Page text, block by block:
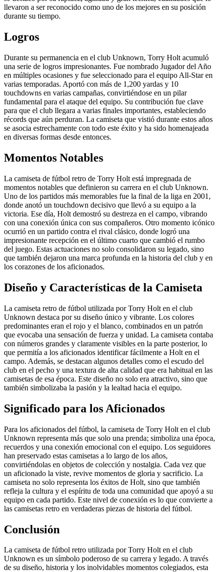
llevaron a ser reconocido como uno de los mejores en su posición
durante su tiempo.
Logros
Durante su permanencia en el club Unknown, Torry Holt acumuló
una serie de logros impresionantes. Fue nombrado Jugador del Año
en múltiples ocasiones y fue seleccionado para el equipo All-Star en
varias temporadas. Aportó con más de 1,200 yardas y 10
touchdowns en varias campañas, convirtiéndose en un pilar
fundamental para el ataque del equipo. Su contribución fue clave
para que el club llegara a varias finales importantes, estableciendo
récords que aún perduran. La camiseta que vistió durante estos años
se asocia estrechamente con todo este éxito y ha sido homenajeada
en diversas formas desde entonces.
Momentos Notables
La camiseta de fútbol retro de Torry Holt está impregnada de
momentos notables que definieron su carrera en el club Unknown.
Uno de los partidos más memorables fue la final de la liga en 2001,
donde anotó un touchdown decisivo que llevó a su equipo a la
victoria. Ese día, Holt demostró su destreza en el campo, vibrando
con una conexión única con sus compañeros. Otro momento icónico
ocurrió en un partido contra el rival clásico, donde logró una
impresionante recepción en el último cuarto que cambió el rumbo
del juego. Estas actuaciones no solo consolidaron su legado, sino
que también dejaron una marca profunda en la historia del club y en
los corazones de los aficionados.
Diseño y Características de la Camiseta
La camiseta retro de fútbol utilizada por Torry Holt en el club
Unknown destaca por su diseño único y vibrante. Los colores
predominantes eran el rojo y el blanco, combinados en un patrón
que evocaba una sensación de fuerza y unidad. La camiseta contaba
con números grandes y claramente visibles en la parte posterior, lo
que permitía a los aficionados identificar fácilmente a Holt en el
campo. Además, se destacan algunos detalles como el escudo del
club en el pecho y una textura de alta calidad que era habitual en las
camisetas de esa época. Este diseño no solo era atractivo, sino que
también simbolizaba la pasión y la lealtad hacia el equipo.
Significado para los Aficionados
Para los aficionados del fútbol, la camiseta de Torry Holt en el club
Unknown representa más que solo una prenda; simboliza una época,
recuerdos y una conexión emocional con el equipo. Los seguidores
han preservado estas camisetas a lo largo de los años,
convirtiéndolas en objetos de colección y nostalgia. Cada vez que
un aficionado la viste, revive momentos de gloria y sacrificio. La
camiseta no solo representa los éxitos de Holt, sino que también
refleja la cultura y el espíritu de toda una comunidad que apoyó a su
equipo en cada partido. Este nivel de conexión es lo que convierte a
las camisetas retro en verdaderas piezas de historia del fútbol.
Conclusión
La camiseta de fútbol retro utilizada por Torry Holt en el club
Unknown es un símbolo poderoso de su carrera y legado. A través
de su diseño, historia y los inolvidables momentos colegiados, esta